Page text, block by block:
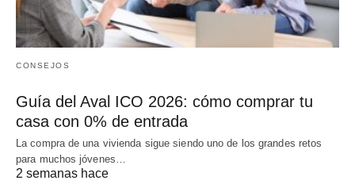
CONSEJOS
Guía del Aval ICO 2026: cómo comprar tu
casa con 0% de entrada
La compra de una vivienda sigue siendo uno de los grandes retos
para muchos jóvenes…
2 semanas hace